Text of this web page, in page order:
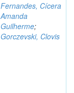
Fernandes, Cícera
Amanda
Guilherme;
Gorczevski, Clovis